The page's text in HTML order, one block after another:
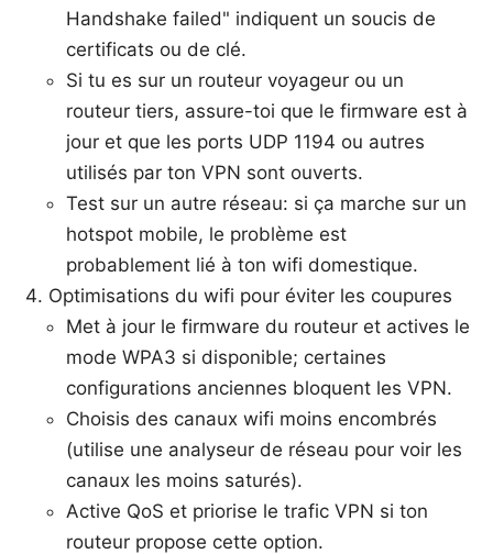
Handshake failed" indiquent un soucis de
certificats ou de clé.
Si tu es sur un routeur voyageur ou un
routeur tiers, assure-toi que le firmware est à
jour et que les ports UDP 1194 ou autres
utilisés par ton VPN sont ouverts.
Test sur un autre réseau: si ça marche sur un
hotspot mobile, le problème est
probablement lié à ton wifi domestique.
Optimisations du wifi pour éviter les coupures
Met à jour le firmware du routeur et actives le
mode WPA3 si disponible; certaines
configurations anciennes bloquent les VPN.
Choisis des canaux wifi moins encombrés
(utilise une analyseur de réseau pour voir les
canaux les moins saturés).
Active QoS et priorise le trafic VPN si ton
routeur propose cette option.